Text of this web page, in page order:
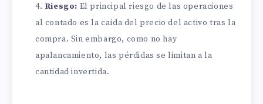
Riesgo: El principal riesgo de las operaciones
al contado es la caída del precio del activo tras la
compra. Sin embargo, como no hay
apalancamiento, las pérdidas se limitan a la
cantidad invertida.